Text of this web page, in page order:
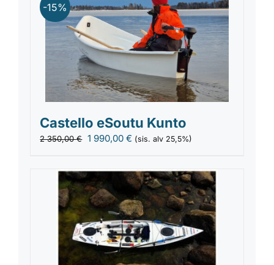
-15%
Castello eSoutu Kunto
2 350,00€ Alkuperäinen
2
350,00 €.
1 990,00€ Nykyinen
1
990,00 €.
(sis. alv 25,5%)